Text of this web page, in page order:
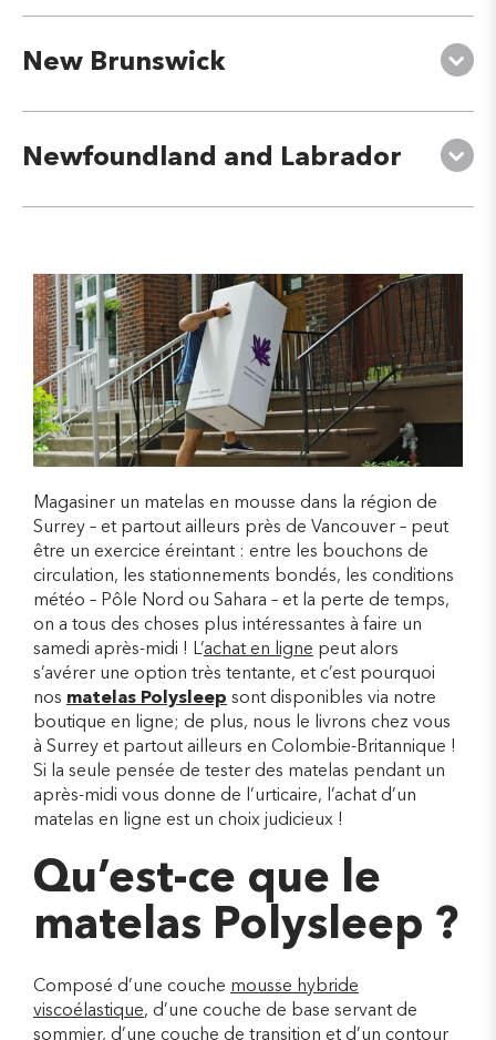
New Brunswick
Newfoundland and Labrador
Magasiner un matelas en mousse dans la région de
Surrey – et partout ailleurs près de Vancouver – peut
être un exercice éreintant : entre les bouchons de
circulation, les stationnements bondés, les conditions
météo – Pôle Nord ou Sahara – et la perte de temps,
on a tous des choses plus intéressantes à faire un
samedi après-midi ! L’achat en ligne peut alors
s’avérer une option très tentante, et c’est pourquoi
nos matelas Polysleep sont disponibles via notre
boutique en ligne; de plus, nous le livrons chez vous
à Surrey et partout ailleurs en Colombie-Britannique !
Si la seule pensée de tester des matelas pendant un
après-midi vous donne de l’urticaire, l’achat d’un
matelas en ligne est un choix judicieux !
Qu’est-ce que le
matelas Polysleep ?
Composé d’une couche mousse hybride
viscoélastique, d’une couche de base servant de
sommier, d’une couche de transition et d’un contour